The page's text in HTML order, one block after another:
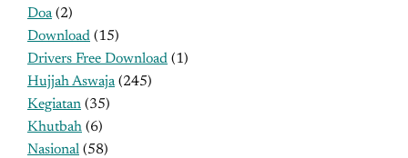
Doa(2)
Download (15)
Drivers Free Download (1)
Hujjah Aswaja(245)
Kegiatan (35)
Khutbah (6)
Nasional (58)